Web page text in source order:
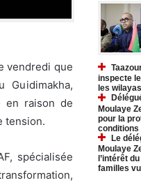
vendredi que
en raison de
tension.
spécialisée
inspecte
les
Moulaye
pour la
conditions
Le
Moulaye
l’intérêt
familles